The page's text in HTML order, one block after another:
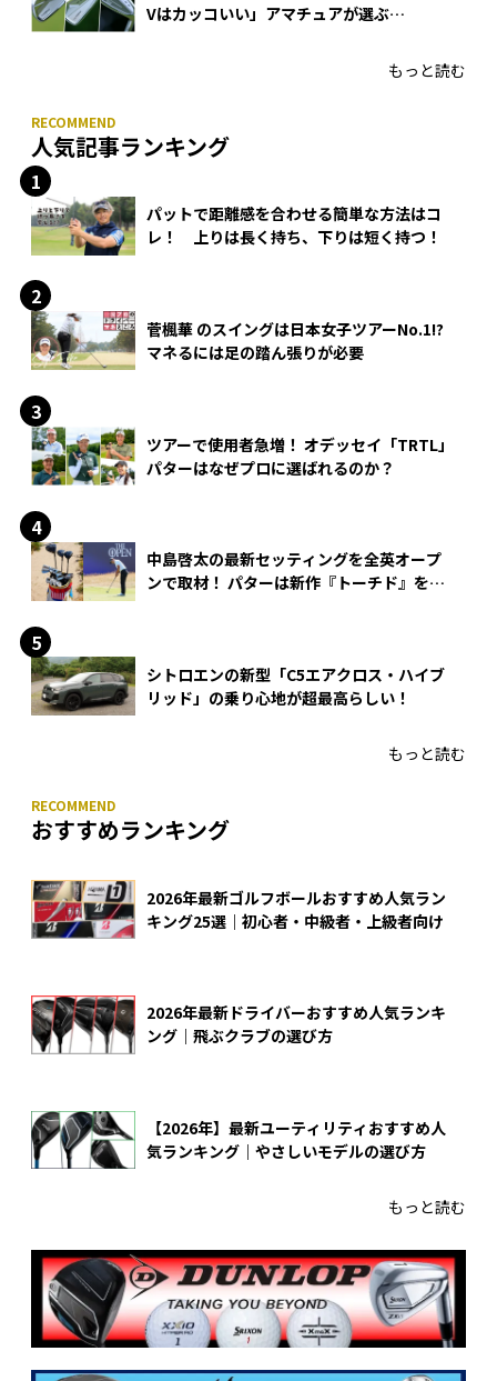
Vはカッコいい」アマチュアが選ぶ
もっと読む
人気記事ランキング
パットで距離感を合わせる簡単な方法はコ
レ！ 上りは長く持ち、下りは短く持つ！
菅楓華 のスイングは日本女子ツアーNo.1!?
マネるには足の踏ん張りが必要
ツアーで使用者急増！ オデッセイ「TRTL」
パターはなぜプロに選ばれるのか？
中島啓太の最新セッティングを全英オープ
ンで取材！ パターは新作『トーチド』を投
シトロエンの新型「C5エアクロス・ハイブ
リッド」の乗り心地が超最高らしい！
もっと読む
おすすめランキング
2026年最新ゴルフボールおすすめ人気ラン
キング25選｜初心者・中級者・上級者向け
2026年最新ドライバーおすすめ人気ランキ
ング｜飛ぶクラブの選び方
【2026年】最新ユーティリティおすすめ人
気ランキング｜やさしいモデルの選び方
もっと読む